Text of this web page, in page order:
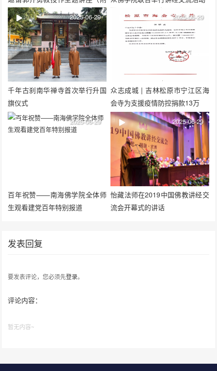
内容摘要）
千年古刹南华禅寺首次举行升国
旗仪式
2025-06-29
众志成城 | 吉林松原市宁江区海
会寺为支援疫情防控捐款13万
2025-06-29
百年祝赞——南海佛学院全体师
生观看建党百年特别报道
2025-06-29
怡藏法师在2019中国佛教讲经交
流会开幕式的讲话
2025-06-29
发表回复
要发表评论，您必须先登录。
评论内容：
暂无内容~